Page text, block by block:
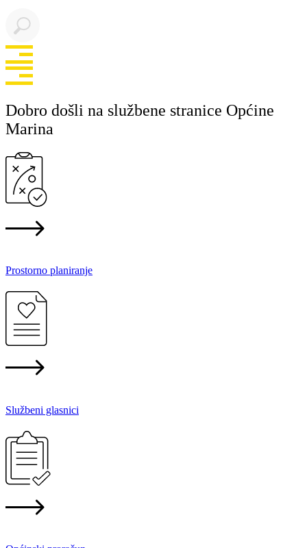
Dobro došli na službene stranice Općine
Marina
Prostorno planiranje
Službeni glasnici